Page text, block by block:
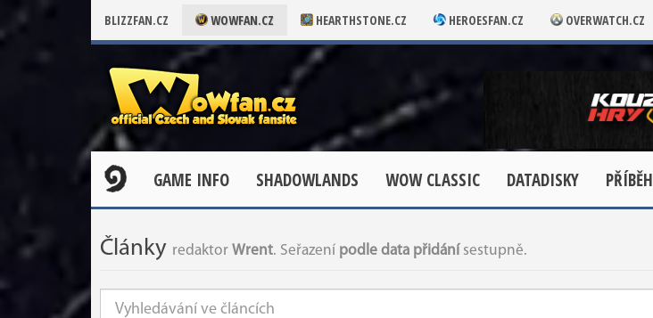
BLIZZFAN.CZ WOWFAN.CZ HEARTHSTONE.CZ HEROESFAN.CZ OVERWATCH.CZ
GAME INFO SHADOWLANDS WOW CLASSIC DATADISKY PŘÍBĚH
Články redaktor Wrent. Seřazení podle data přidání sestupně.